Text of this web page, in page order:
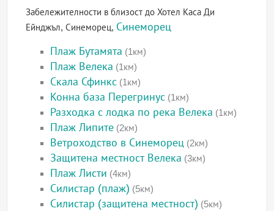
Забележителности в близост до Хотел Каса Ди
Ейнджъл, Синеморец, Синеморец
Плаж Бутамята (1км)
Плаж Велека (1км)
Скала Сфинкс (1км)
Конна база Перегринус (1км)
Разходка с лодка по река Велека (1км)
Плаж Липите (2км)
Ветроходство в Синеморец (2км)
Защитена местност Велека (3км)
Плаж Листи (4км)
Силистар (плаж) (5км)
Силистар (защитена местност) (5км)